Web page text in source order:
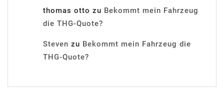
thomas otto zu Bekommt mein Fahrzeug
die THG-Quote?
Steven zu Bekommt mein Fahrzeug die
THG-Quote?